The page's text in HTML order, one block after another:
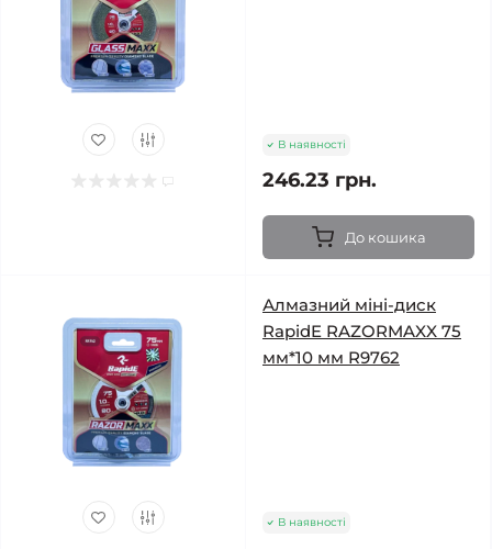
В наявності
246.23 грн.
До кошика
Алмазний міні-диск
RapidE RAZORMAXX 75
мм*10 мм R9762
В наявності